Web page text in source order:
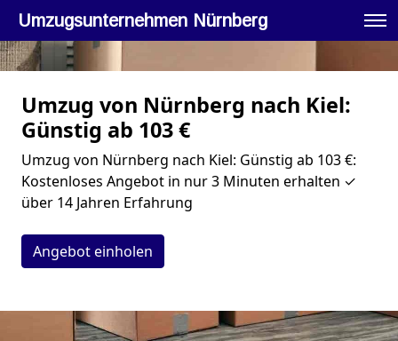
Umzugsunternehmen Nürnberg
Umzug von Nürnberg nach Kiel:
Günstig ab 103 €
Umzug von Nürnberg nach Kiel: Günstig ab 103 €:
Kostenloses Angebot in nur 3 Minuten erhalten ✓
über 14 Jahren Erfahrung
Angebot einholen